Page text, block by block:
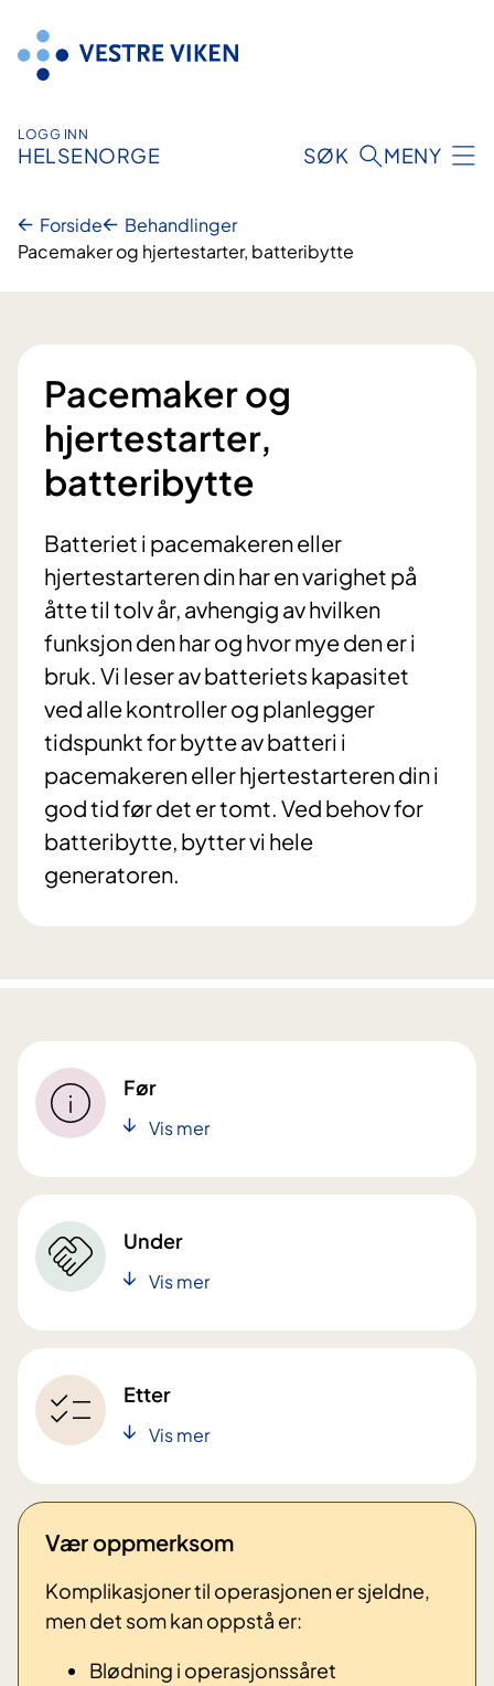
innhold
LOGG INN
HELSENORGE SØK MENY
Forside
Behandlinger
Pacemaker og hjertestarter, batteribytte
Pacemaker og
hjertestarter,
batteribytte
Batteriet i pacemakeren eller
hjertestarteren din har en varighet på
åtte til tolv år, avhengig av hvilken
funksjon den har og hvor mye den er i
bruk. Vi leser av batteriets kapasitet
ved alle kontroller og planlegger
tidspunkt for bytte av batteri i
pacemakeren eller hjertestarteren din i
god tid før det er tomt. Ved behov for
batteribytte, bytter vi hele
generatoren.
Før
Vis mer
Under
Vis mer
Etter
Vis mer
Vær oppmerksom
Komplikasjoner til operasjonen er sjeldne,
men det som kan oppstå er:
Blødning i operasjonssåret